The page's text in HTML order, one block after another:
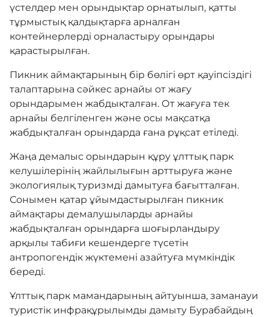
үстелдер мен орындықтар орнатылып, қатты
тұрмыстық қалдықтарға арналған
контейнерлерді орналастыру орындары
қарастырылған.
Пикник аймақтарының бір бөлігі өрт қауіпсіздігі
талаптарына сәйкес арнайы от жағу
орындарымен жабдықталған. От жағуға тек
арнайы белгіленген және осы мақсатқа
жабдықталған орындарда ғана рұқсат етіледі.
Жаңа демалыс орындарын құру ұлттық парк
келушілерінің жайлылығын арттыруға және
экологиялық туризмді дамытуға бағытталған.
Сонымен қатар ұйымдастырылған пикник
аймақтары демалушыларды арнайы
жабдықталған орындарға шоғырландыру
арқылы табиғи кешендерге түсетін
антропогендік жүктемені азайтуға мүмкіндік
береді.
Ұлттық парк мамандарының айтуынша, заманауи
туристік инфрақұрылымды дамыту Бурабайдың